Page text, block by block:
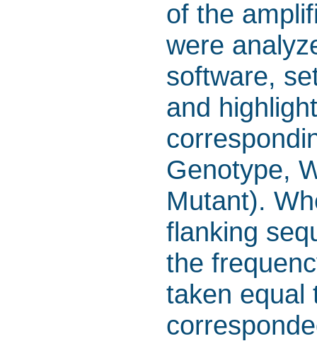
of the
were
software,
and
Genotype,
Mutant).
flanking
the
taken equal